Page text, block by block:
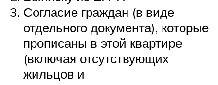
Согласие граждан (в виде
отдельного документа), которые
прописаны в этой квартире
(включая отсутствующих
жильцов и